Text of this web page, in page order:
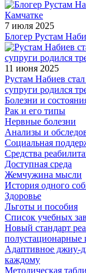
7 июля 2025
Блогер Рустам
11 июня 2025
Рустам Набиев
супруги родился
Болезни и
Рак и его типы
Нервные болезни
Анализы и
Социальная
Средства
Доступная среда
Жемчужина мысли
История одного
Здоровье
Льготы и пособия
Список учебных
Новый стандарт
Адаптивное джиу-
каждому
Методическая